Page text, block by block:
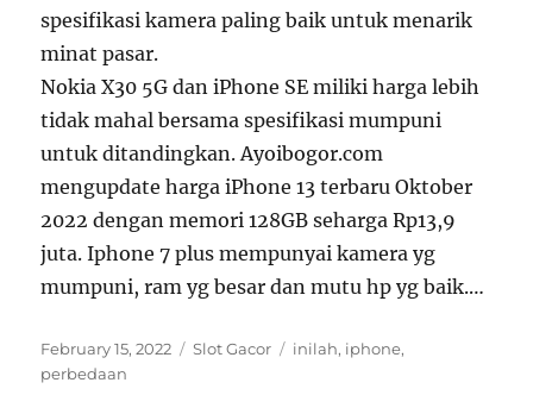
spesifikasi kamera paling baik untuk menarik
minat pasar.
Nokia X30 5G dan iPhone SE miliki harga lebih
tidak mahal bersama spesifikasi mumpuni
untuk ditandingkan. Ayoibogor.com
mengupdate harga iPhone 13 terbaru Oktober
2022 dengan memori 128GB seharga Rp13,9
juta. Iphone 7 plus mempunyai kamera yg
mumpuni, ram yg besar dan mutu hp yg baik.…
Posted
on
February 15, 2022 Categories
Slot Gacor Tags
inilah, iphone,
perbedaan